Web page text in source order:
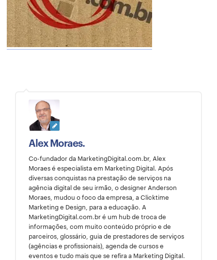
Alex Moraes.
Co-fundador da MarketingDigital.com.br, Alex
Moraes é especialista em Marketing Digital. Após
diversas conquistas na prestação de serviços na
agência digital de seu irmão, o designer Anderson
Moraes, mudou o foco da empresa, a Clicktime
Marketing e Design, para a educação. A
MarketingDigital.com.br é um hub de troca de
informações, com muito conteúdo próprio e de
parceiros, glossário, guia de prestadores de serviços
(agências e profissionais), agenda de cursos e
eventos e tudo mais que se refira a Marketing Digital.